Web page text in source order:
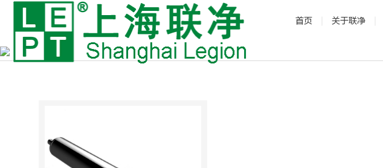
首页 关于联净
· 公司介绍
BOPP拉伸辊搜索结果